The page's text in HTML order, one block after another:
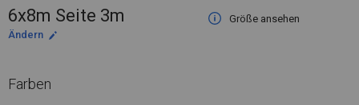
6x8m Seite 3m
Größe ansehen
Ändern
Farben